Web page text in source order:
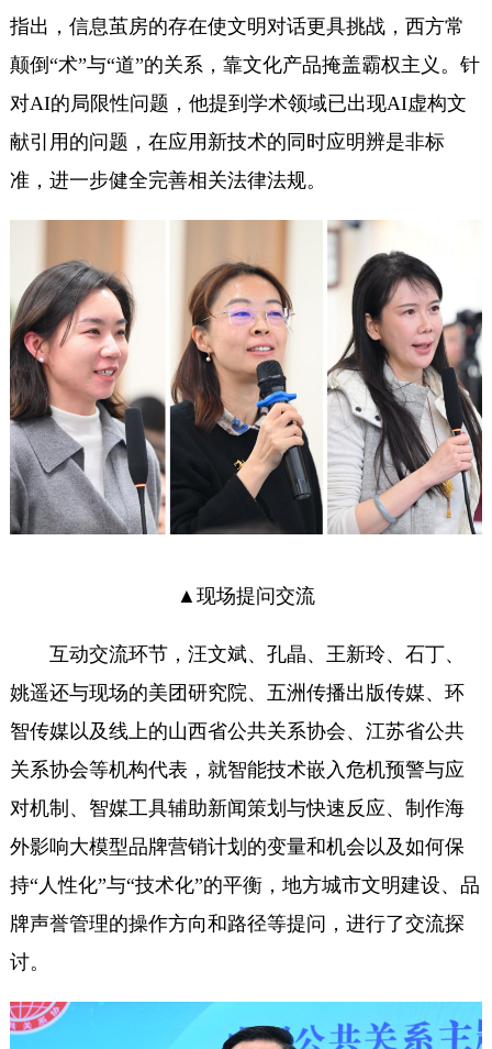
指出，信息茧房的存在使文明对话更具挑战，西方常
颠倒“术”与“道”的关系，靠文化产品掩盖霸权主义。针
对AI的局限性问题，他提到学术领域已出现AI虚构文
献引用的问题，在应用新技术的同时应明辨是非标
准，进一步健全完善相关法律法规。
▲现场提问交流
互动交流环节，汪文斌、孔晶、王新玲、石丁、
姚遥还与现场的美团研究院、五洲传播出版传媒、环
智传媒以及线上的山西省公共关系协会、江苏省公共
关系协会等机构代表，就智能技术嵌入危机预警与应
对机制、智媒工具辅助新闻策划与快速反应、制作海
外影响大模型品牌营销计划的变量和机会以及如何保
持“人性化”与“技术化”的平衡，地方城市文明建设、品
牌声誉管理的操作方向和路径等提问，进行了交流探
讨。